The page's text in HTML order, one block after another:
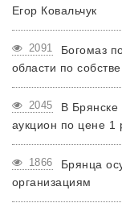
Егор Ковальчук
2091
Богомаз
области по
2045
В Брянске
аукцион по цене 1
1866
Брянца
организациям